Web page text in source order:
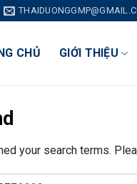
CHỦ GIỚI THIỆU
your search terms.